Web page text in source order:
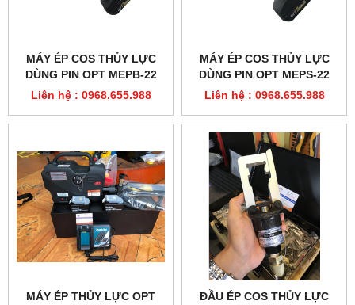
MÁY ÉP COS THỦY LỰC
DÙNG PIN OPT MEPB-22
Liên hệ : 0968.655.988
MÁY ÉP COS THỦY LỰC
DÙNG PIN OPT MEPS-22
Liên hệ : 0968.655.988
MÁY ÉP THỦY LỰC OPT
ĐẦU ÉP COS THỦY LỰC